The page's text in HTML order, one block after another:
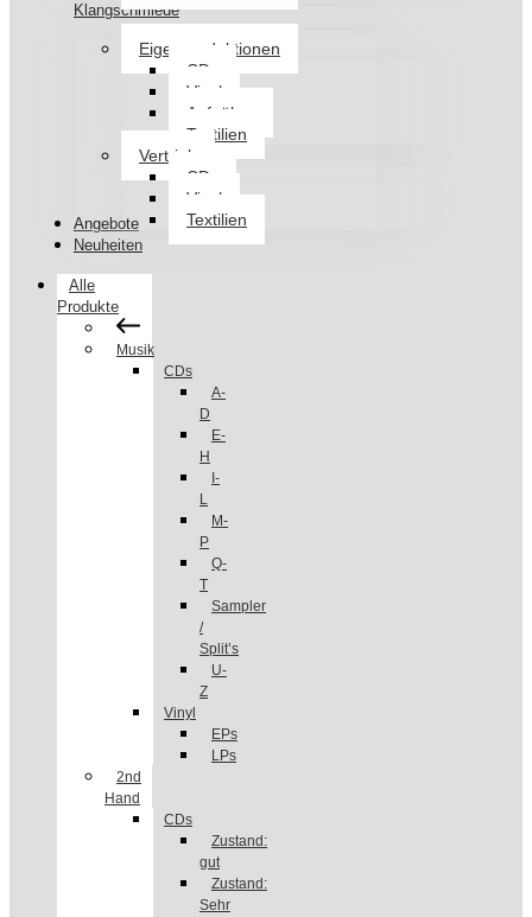
Klangschmiede
Eigenproduktionen
CDs
Vinyl
Aufnäher
Textilien
Vertrieb
CDs
Vinyl
Textilien
Angebote
Neuheiten
Alle
Produkte
Musik
CDs
A-
D
E-
H
I-
L
M-
P
Q-
T
Sampler
/
Split’s
U-
Z
Vinyl
EPs
LPs
2nd
Hand
CDs
Zustand:
gut
Zustand:
Sehr